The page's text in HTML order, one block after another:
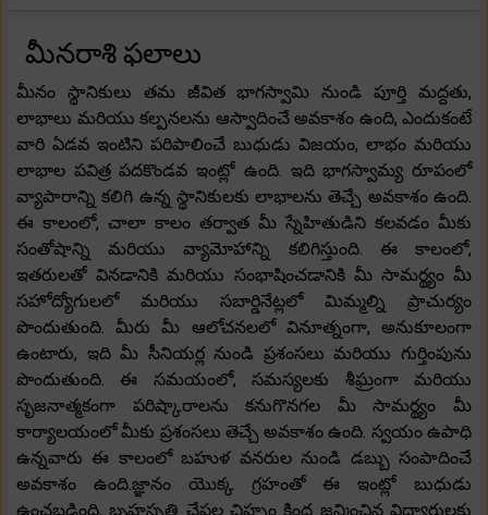
మీనరాశి ఫలాలు
మీనం స్థానికులు తమ జీవిత భాగస్వామి నుండి పూర్తి మద్దతు,
లాభాలు మరియు కల్పనలను ఆస్వాదించే అవకాశం ఉంది, ఎందుకంటే
వారి ఏడవ ఇంటిని పరిపాలించే బుధుడు విజయం, లాభం మరియు
లాభాల పవిత్ర పదకొండవ ఇంట్లో ఉంది. ఇది భాగస్వామ్య రూపంలో
వ్యాపారాన్ని కలిగి ఉన్న స్థానికులకు లాభాలను తెచ్చే అవకాశం ఉంది.
ఈ కాలంలో, చాలా కాలం తర్వాత మీ స్నేహితుడిని కలవడం మీకు
సంతోషాన్ని మరియు వ్యామోహాన్ని కలిగిస్తుంది. ఈ కాలంలో,
ఇతరులతో వినడానికి మరియు సంభాషించడానికి మీ సామర్థ్యం మీ
సహోద్యోగులలో మరియు సబార్డినేట్లలో మిమ్మల్ని ప్రాచుర్యం
పొందుతుంది. మీరు మీ ఆలోచనలలో వినూత్నంగా, అనుకూలంగా
ఉంటారు, ఇది మీ సీనియర్ల నుండి ప్రశంసలు మరియు గుర్తింపును
పొందుతుంది. ఈ సమయంలో, సమస్యలకు శీఘ్రంగా మరియు
సృజనాత్మకంగా పరిష్కారాలను కనుగొనగల మీ సామర్థ్యం మీ
కార్యాలయంలో మీకు ప్రశంసలు తెచ్చే అవకాశం ఉంది. స్వయం ఉపాధి
ఉన్నవారు ఈ కాలంలో బహుళ వనరుల నుండి డబ్బు సంపాదించే
అవకాశం ఉంది.జ్ఞానం యొక్క గ్రహంతో ఈ ఇంట్లో బుధుడు
ఉంచబడింది, బృహస్పతి చేపల చిహ్నం క్రింద జన్మించిన విద్యార్థులకు